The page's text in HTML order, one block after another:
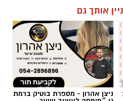
ניצן אהרון - מספרת בוטיק ברמת
גן ״מומחה לעיצוב שיער,
החלקות, וצבעים״